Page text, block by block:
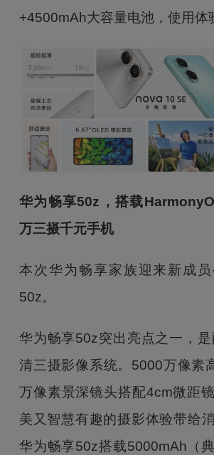
+4500mAh大容量电池，使用体
华为畅享50z，搭载
万三摄千元手机
本次华为畅享家族迎来新成
50z。
华为畅享50z突出亮点之一，
清三摄影像系统。5000万像素
万像素景深镜头搭配4cm微距
美又智慧有趣的摄影体验带给
华为畅享50z搭载5000mAh（